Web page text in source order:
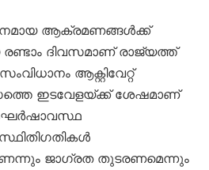
ആക്രമണങ്ങള്‍ക്ക്
രണ്ടാം ദിവസമാണ് രാജ്യത്ത്
ആക്റ്റിവേറ്റ്
ഇടവേളയ്ക്ക് ശേഷമാണ്
ജാഗ്രത തുടരണമെന്നും